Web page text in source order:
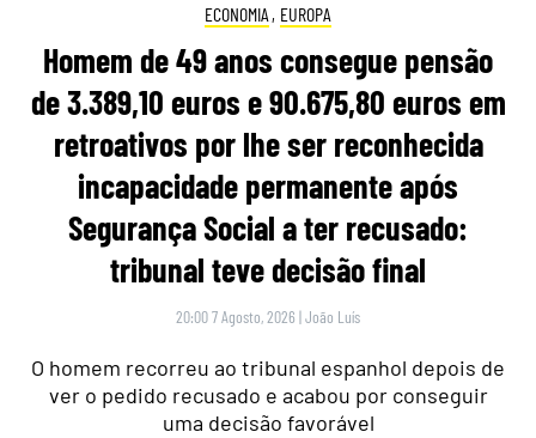
ECONOMIA , EUROPA
Homem de 49 anos consegue pensão
de 3.389,10 euros e 90.675,80 euros em
retroativos por lhe ser reconhecida
incapacidade permanente após
Segurança Social a ter recusado:
tribunal teve decisão final
20:00 7 Agosto, 2026 |João Luís
O homem recorreu ao tribunal espanhol depois de
ver o pedido recusado e acabou por conseguir
uma decisão favorável